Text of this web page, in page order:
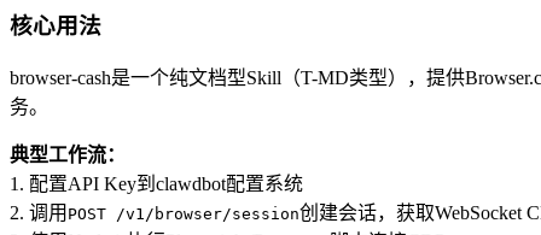
核心用法
browser-cash是一个纯文档型Skill（T-MD类型），提供
务。
典型工作流：
1. 配置API Key到clawdbot配置系统
2. 调用 POST /v1/browser/session创建会话，获取WebSocket